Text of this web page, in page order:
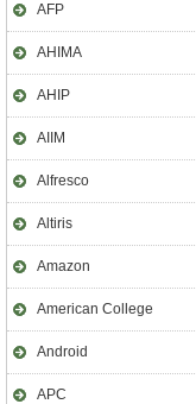
AFP
AHIMA
AHIP
AIIM
Alfresco
Altiris
Amazon
American College
Android
APC